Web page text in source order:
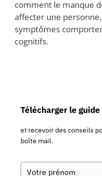
comment le manque
affecter une
symptômes
cognitifs.
Télécharger le
et recevoir des conseils
boîte mail.